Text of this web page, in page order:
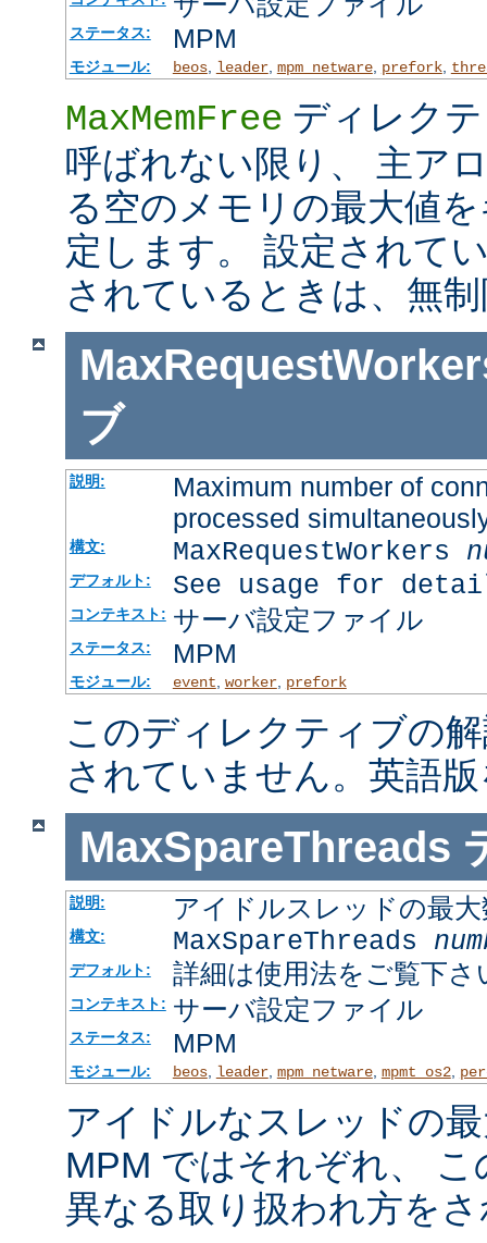
ステータス: MPM
モジュール: beos, leader, mpm_netware, prefork,
MaxMemFree ディレク
呼ばれない限り、 主ア
る空のメモリの最大値
定します。 設定されて
されているときは、無
ブ
説明:
Maximum number of
processed
構文: MaxRequestWorkers
デフォルト: See usage for
コンテキスト: サーバ設定ファイル
ステータス: MPM
モジュール: event worker, prefork
このディレクティブの
されていません。英語
MaxSpareThreads
説明: アイドルスレッドの最大
構文: MaxSpareThreads
デフォルト: 詳細は使用法をご覧下さ
コンテキスト: サーバ設定ファイル
ステータス: MPM
モジュール: beos, leader, mpm_netware, mpmt_os2,
アイドルなスレッドの
MPM ではそれぞれ、
異なる取り扱われ方を